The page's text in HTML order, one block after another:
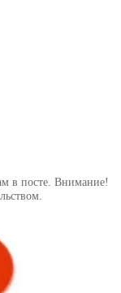
в посте. Внимание!